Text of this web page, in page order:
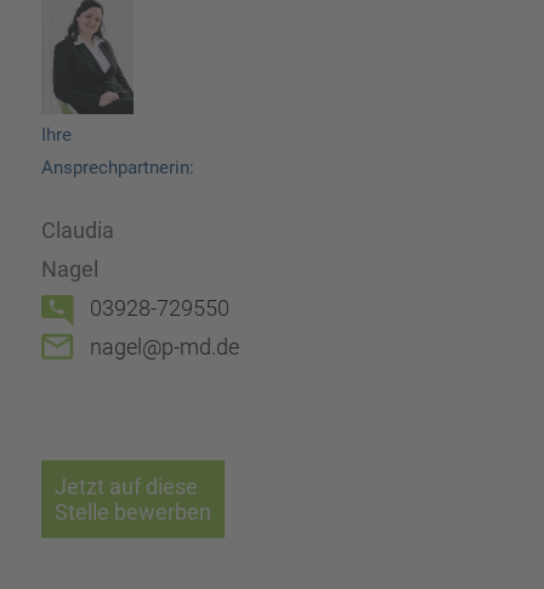
Ihre
Ansprechpartnerin:
Claudia
Nagel
03928-729550
nagel@p-md.de
Jetzt auf diese
Stelle bewerben